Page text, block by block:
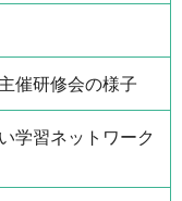
催研修会の様子
学習ネットワーク